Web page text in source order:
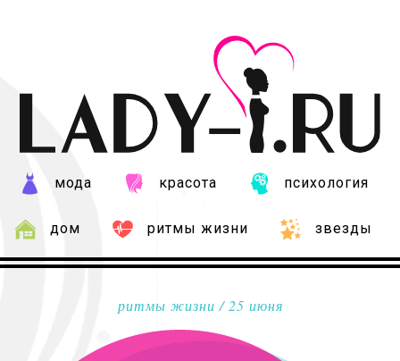
мода красота психология
дом ритмы жизни звезды
ритмы жизни / 25 июня